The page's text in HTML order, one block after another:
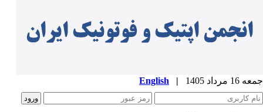
مرداد 1405 |
English